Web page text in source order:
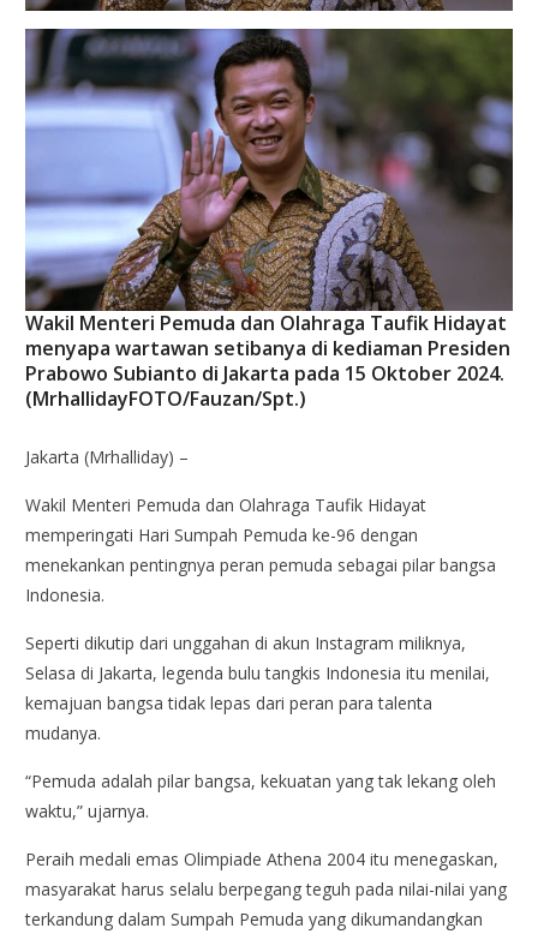
Wakil Menteri Pemuda dan Olahraga Taufik Hidayat
menyapa wartawan setibanya di kediaman Presiden
Prabowo Subianto di Jakarta pada 15 Oktober 2024.
(MrhallidayFOTO/Fauzan/Spt.)
Jakarta (Mrhalliday) –
Wakil Menteri Pemuda dan Olahraga Taufik Hidayat
memperingati Hari Sumpah Pemuda ke-96 dengan
menekankan pentingnya peran pemuda sebagai pilar bangsa
Indonesia.
Seperti dikutip dari unggahan di akun Instagram miliknya,
Selasa di Jakarta, legenda bulu tangkis Indonesia itu menilai,
kemajuan bangsa tidak lepas dari peran para talenta
mudanya.
“Pemuda adalah pilar bangsa, kekuatan yang tak lekang oleh
waktu,” ujarnya.
Peraih medali emas Olimpiade Athena 2004 itu menegaskan,
masyarakat harus selalu berpegang teguh pada nilai-nilai yang
terkandung dalam Sumpah Pemuda yang dikumandangkan